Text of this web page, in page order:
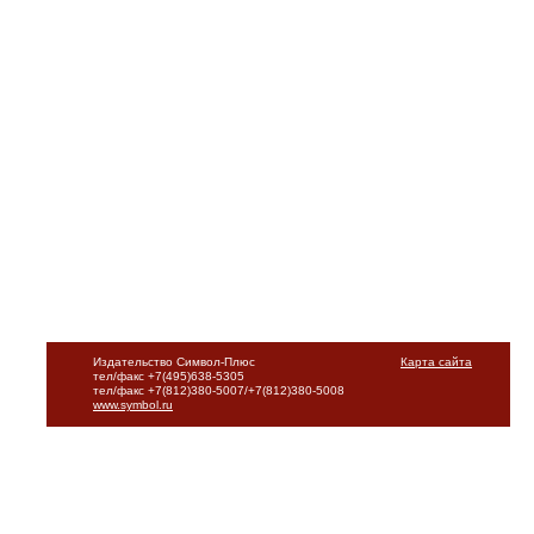
Карта сайта
Издательство Символ-Плюс
тел/факс +7(495)638-5305
тел/факс +7(812)380-5007/+7(812)380-5008
www.symbol.ru